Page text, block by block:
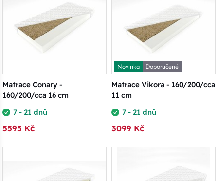
Matrace Conary -
160/200/cca 16 cm
7 - 21 dnů
5595 Kč
Novinka
Doporučené
Matrace Vikora - 160/200/cca
11 cm
7 - 21 dnů
3099 Kč